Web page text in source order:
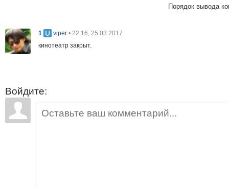
Порядок вывода
1 viper • 22:16, 25.03.2017
кинотеатр закрыт.
Войдите: